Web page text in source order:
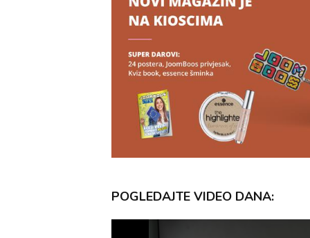
POGLEDAJTE VIDEO DANA: